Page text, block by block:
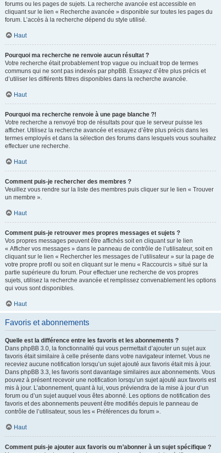
forums ou les pages de sujets. La recherche avancée est accessible en
cliquant sur le lien « Recherche avancée » disponible sur toutes les pages du
forum. L’accès à la recherche dépend du style utilisé.
Haut
Pourquoi ma recherche ne renvoie aucun résultat ?
Votre recherche était probablement trop vague ou incluait trop de termes
communs qui ne sont pas indexés par phpBB. Essayez d’être plus précis et
d’utiliser les différents filtres disponibles dans la recherche avancée.
Haut
Pourquoi ma recherche renvoie à une page blanche ?!
Votre recherche a renvoyé trop de résultats pour que le serveur puisse les
afficher. Utilisez la recherche avancée et essayez d’être plus précis dans les
termes employés et dans la sélection des forums dans lesquels vous souhaitez
effectuer une recherche.
Haut
Comment puis-je rechercher des membres ?
Veuillez vous rendre sur la liste des membres puis cliquer sur le lien « Trouver
un membre ».
Haut
Comment puis-je retrouver mes propres messages et sujets ?
Vos propres messages peuvent être affichés soit en cliquant sur le lien
« Afficher vos messages » dans le panneau de contrôle de l’utilisateur, soit en
cliquant sur le lien « Rechercher les messages de l’utilisateur » sur la page de
votre propre profil ou soit en cliquant sur le menu « Raccourcis » situé sur la
partie supérieure du forum. Pour effectuer une recherche de vos propres
sujets, utilisez la recherche avancée et remplissez convenablement les options
qui vous sont disponibles.
Haut
Favoris et abonnements
Quelle est la différence entre les favoris et les abonnements ?
Dans phpBB 3.0, la fonctionnalité qui vous permettait d’ajouter un sujet aux
favoris était similaire à celle présente dans votre navigateur internet. Vous ne
receviez aucune notification lorsqu’un sujet ajouté aux favoris était mis à jour.
Dans phpBB 3.3, les favoris sont davantage similaires aux abonnements. Vous
pouvez à présent recevoir une notification lorsqu’un sujet ajouté aux favoris est
mis à jour. L’abonnement, quant à lui, vous préviendra de la mise à jour d’un
forum ou d’un sujet auquel vous êtes abonné. Les options de notification des
favoris et des abonnements peuvent être modifiés depuis le panneau de
contrôle de l’utilisateur, sous les « Préférences du forum ».
Haut
Comment puis-je ajouter aux favoris ou m’abonner à un sujet spécifique ?